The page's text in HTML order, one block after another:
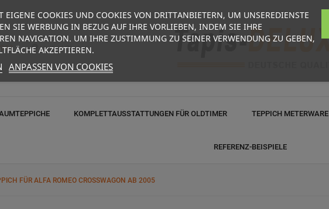
United States
KOMPLETTAUSSTATTUNGEN FÜR OLDTIMER TEPPICH METERWARE
REFERENZ-BEISPIELE
FÜR ALFA ROMEO CROSSWAGON AB 2005
EIGENE COOKIES UND COOKIES VON DRITTANBIETERN, UM UNSEREDIENSTE
SIE WERBUNG IN BEZUG AUF IHRE VORLIEBEN, INDEM SIE IHRE
NAVIGATION. UM IHRE ZUSTIMMUNG ZU SEINER VERWENDUNG ZU GEBEN,
AKZEPTIEREN.
ANPASSEN VON COOKIES